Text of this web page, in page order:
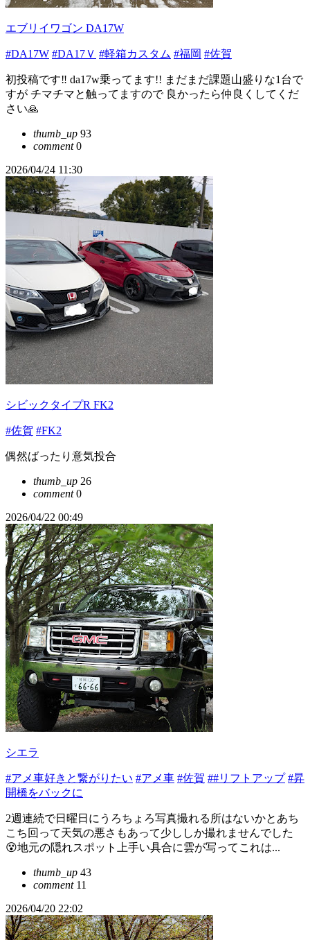
エブリイワゴン DA17W
#DA17W #DA17Ｖ #軽箱カスタム #福岡 #佐賀
初投稿です‼️ da17w乗ってます!! まだまだ課題山盛りな1台で
すが チマチマと触ってますので 良かったら仲良くしてくだ
さい🙏
thumb_up 93
comment0
2026/04/24 11:30
シビックタイプR FK2
#佐賀 #FK2
偶然ばったり意気投合
thumb_up 26
comment0
2026/04/22 00:49
シエラ
#アメ車好きと繋がりたい #アメ車 #佐賀 ##リフトアップ #昇
開橋をバックに
2週連続で日曜日にうろちょろ写真撮れる所はないかとあち
こち回って天気の悪さもあって少ししか撮れませんでした
😵地元の隠れスポット上手い具合に雲が写ってこれは...
thumb_up 43
comment11
2026/04/20 22:02